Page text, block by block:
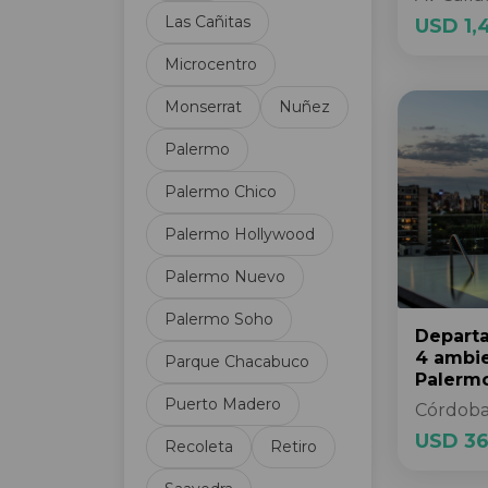
Cancha de Fútbol
Categoría
Circuito Cerrado TV
Cochera de cortesía
Cochera fija
Cocina
Comedor diario
Las Cañitas
Microcentro
Monserrat Nuñez
Palermo
Palermo Chico
Palermo Hollywood
Palermo Nuevo
Palermo Soho
Parque Chacabuco
Puerto Madero
Recoleta Retiro
USD
4
USD